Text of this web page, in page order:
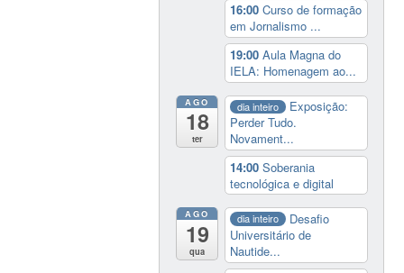
16:00Curso de formação
em Jornalismo ...
19:00Aula Magna do
IELA: Homenagem ao...
AGO
18
ter
dia inteiro
Exposição:
Perder Tudo.
Novament...
14:00Soberania
tecnológica e digital
AGO
19
qua
dia inteiro
Desafio
Universitário de
Nautide...